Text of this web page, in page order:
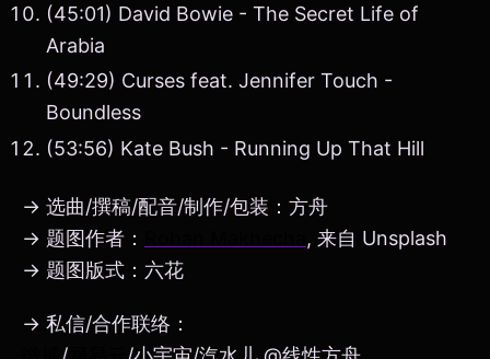
(45:01) David Bowie - The Secret Life of
Arabia
(49:29) Curses feat. Jennifer Touch -
Boundless
(53:56) Kate Bush - Running Up That Hill
→ 选曲/撰稿/配音/制作/包装：方舟
→ 题图作者：
, 来自 Unsplash
→ 题图版式：六花
→ 私信/合作联络：